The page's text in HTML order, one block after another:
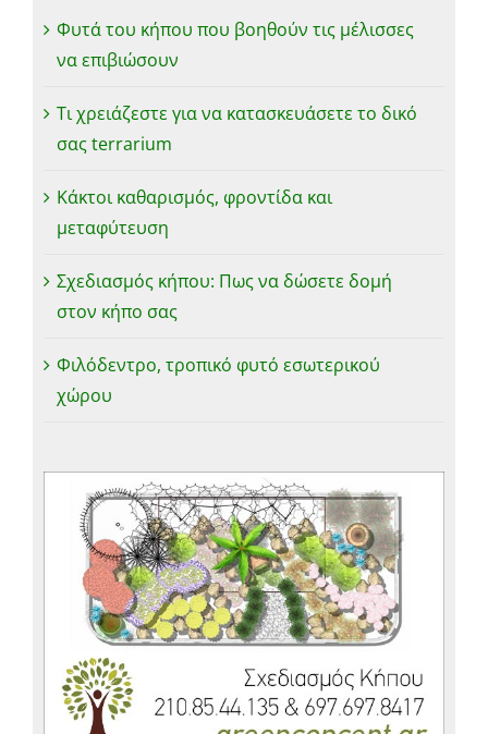
Φυτά του κήπου που βοηθούν τις μέλισσες
να επιβιώσουν
Τι χρειάζεστε για να κατασκευάσετε το δικό
σας terrarium
Κάκτοι καθαρισμός, φροντίδα και
μεταφύτευση
Σχεδιασμός κήπου: Πως να δώσετε δομή
στον κήπο σας
Φιλόδεντρο, τροπικό φυτό εσωτερικού
χώρου